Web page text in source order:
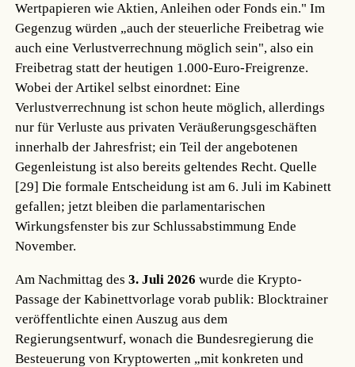
Wertpapieren wie Aktien, Anleihen oder Fonds ein." Im
Gegenzug würden „auch der steuerliche Freibetrag wie
auch eine Verlustverrechnung möglich sein", also ein
Freibetrag statt der heutigen 1.000-Euro-Freigrenze.
Wobei der Artikel selbst einordnet: Eine
Verlustverrechnung ist schon heute möglich, allerdings
nur für Verluste aus privaten Veräußerungsgeschäften
innerhalb der Jahresfrist; ein Teil der angebotenen
Gegenleistung ist also bereits geltendes Recht.Quelle
[29] Die formale Entscheidung ist am 6. Juli im Kabinett
gefallen; jetzt bleiben die parlamentarischen
Wirkungsfenster bis zur Schlussabstimmung Ende
November.
Am Nachmittag des3. Juli 2026 wurde die Krypto-
Passage der Kabinettvorlage vorab publik: Blocktrainer
veröffentlichte einen Auszug aus dem
Regierungsentwurf, wonach die Bundesregierung die
Besteuerung von Kryptowerten „mit konkreten und